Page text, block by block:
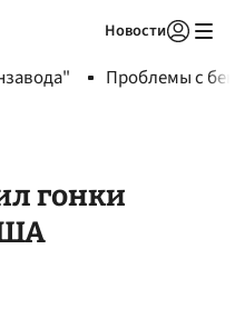
Новости
Проблемы с
гонки